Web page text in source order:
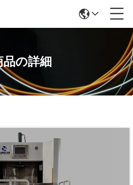
品の詳細